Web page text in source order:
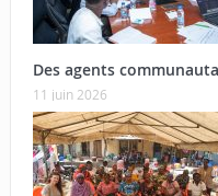
Des agents
11 juin 2026